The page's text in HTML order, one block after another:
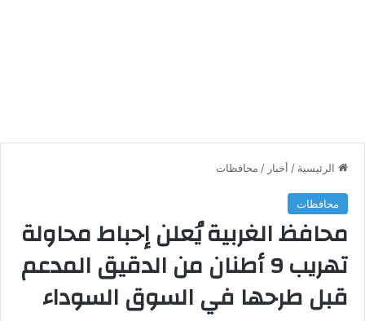
الرئيسية / أخبار / محافظات
محافظات
محافظ الغربية يُعلن إحباط محاولة
تهريب 9 أطنان من الدقيق المدعم
قبل طرحها في السوق السوداء